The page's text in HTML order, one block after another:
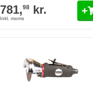
781,98kr.